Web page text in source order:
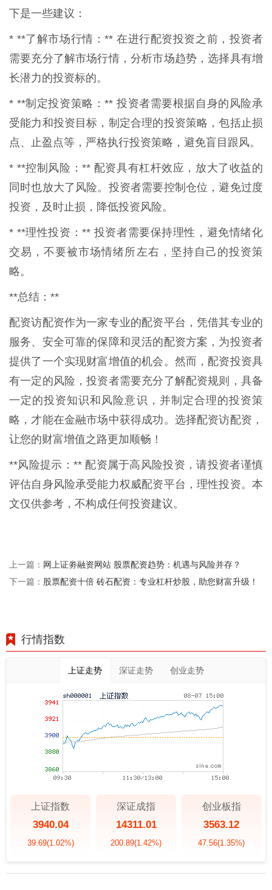
下是一些建议：
* **了解市场行情：** 在进行配资投资之前，投资者
需要充分了解市场行情，分析市场趋势，选择具有增
长潜力的投资标的。
* **制定投资策略：** 投资者需要根据自身的风险承
受能力和投资目标，制定合理的投资策略，包括止损
点、止盈点等，严格执行投资策略，避免盲目跟风。
* **控制风险：** 配资具有杠杆效应，放大了收益的
同时也放大了风险。投资者需要控制仓位，避免过度
投资，及时止损，降低投资风险。
* **理性投资：** 投资者需要保持理性，避免情绪化
交易，不要被市场情绪所左右，坚持自己的投资策
略。
**总结：**
配资访配资作为一家专业的配资平台，凭借其专业的
服务、安全可靠的保障和灵活的配资方案，为投资者
提供了一个实现财富增值的机会。然而，配资投资具
有一定的风险，投资者需要充分了解配资规则，具备
一定的投资知识和风险意识，并制定合理的投资策
略，才能在金融市场中获得成功。选择配资访配资，
让您的财富增值之路更加顺畅！
**风险提示：** 配资属于高风险投资，请投资者谨慎
评估自身风险承受能力权威配资平台，理性投资。本
文仅供参考，不构成任何投资建议。
上一篇： 网上证劵融资网站 股票配资趋势：机遇与风险并存？
下一篇： 股票配资十倍 砖石配资：专业杠杆炒股，助您财富升级！
行情指数
上证走势 深证走势 创业走势
上证指数
3940.04
39.69(1.02%)
深证成指
14311.01
200.89(1.42%)
创业板指
3563.12
47.56(1.35%)